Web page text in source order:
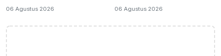
06 Agustus 2026 06 Agustus 2026